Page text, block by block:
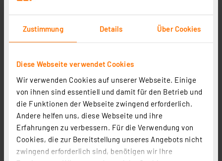
Zustimmung Details Über Cookies
Diese Webseite verwendet Cookies
Wir verwenden Cookies auf unserer Webseite. Einige
von ihnen sind essentiell und damit für den Betrieb und
die Funktionen der Webseite zwingend erforderlich.
Andere helfen uns, diese Webseite und ihre
Erfahrungen zu verbessern. Für die Verwendung von
Cookies, die zur Bereitstellung unseres Angebots nicht
zwingend erforderlich sind, benötigen wir Ihre
Produktdatenblatt
Informationen zu Versandkosten